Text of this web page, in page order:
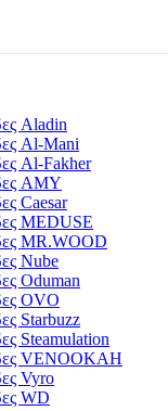
Aladin
Al-Mani
Al-Fakher
AΜΥ
Caesar
MEDUSE
MR.WOOD
Nube
Oduman
OVO
Starbuzz
Steamulation
VENOOKAH
Vyro
WD